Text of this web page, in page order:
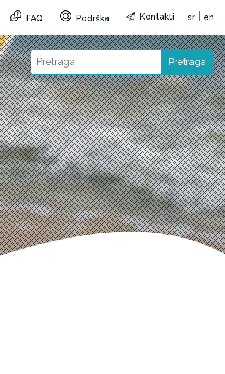
FAQ Podrška Kontakti sr en
Pretraga